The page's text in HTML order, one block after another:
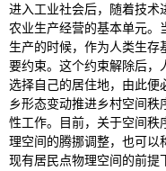
进入工业社会后，随着技术
农业生产经营的基本单元。
生产的时候，作为人类生存
要约束。这个约束解除后，
选择自己的居住地，由此便
乡形态变动推进乡村空间秩
性工作。目前，关于空间秩
理空间的腾挪调整，也可以
现有居民点物理空间的前提